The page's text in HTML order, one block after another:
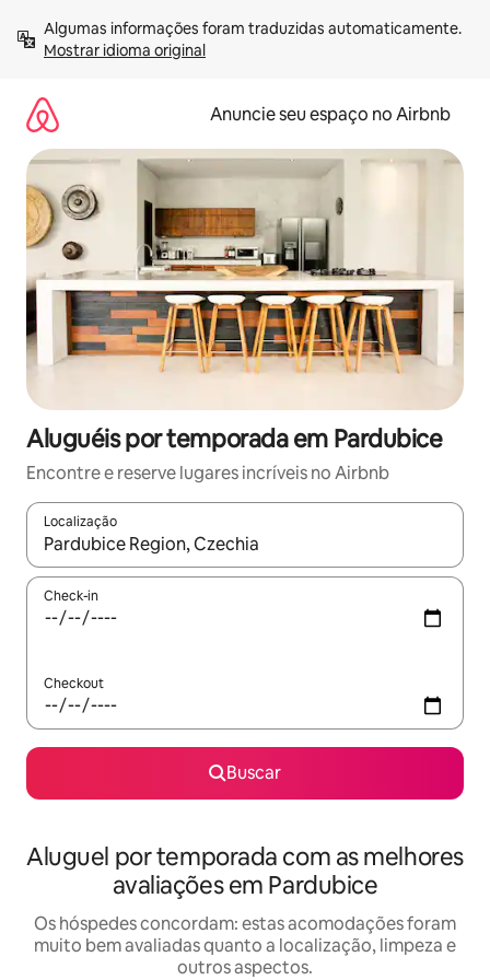
para
Mostrar idioma original
Anuncie seu espaço no Airbnb
Aluguéis por temporada em Pardubice
Encontre e reserve lugares incríveis no Airbnb
Localização
Quando os resultados estiverem disponíveis, explore-os
Check-in
Checkout
Buscar
Aluguel por temporada com as melhores
avaliações em Pardubice
Os hóspedes concordam: estas acomodações foram
muito bem avaliadas quanto a localização, limpeza e
outros aspectos.